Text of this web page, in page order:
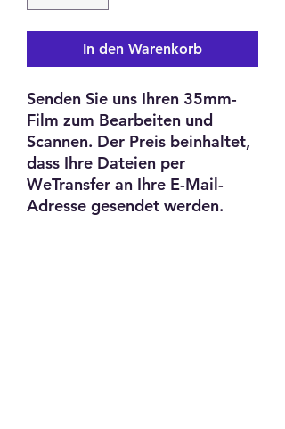
In den Warenkorb
Senden Sie uns Ihren 35mm-
Film zum Bearbeiten und
Scannen. Der Preis beinhaltet,
dass Ihre Dateien per
WeTransfer an Ihre E-Mail-
Adresse gesendet werden.